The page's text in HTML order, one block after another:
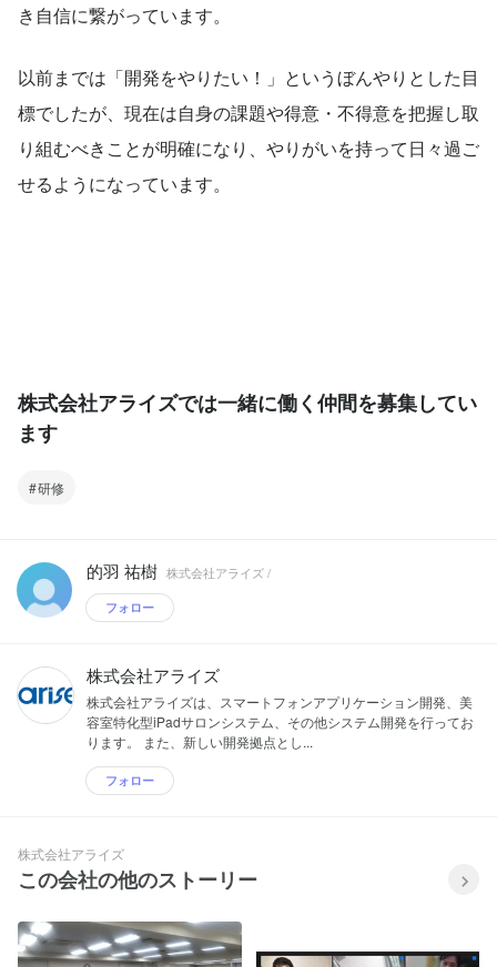
き自信に繋がっています。
以前までは「開発をやりたい！」というぼんやりとした目
標でしたが、現在は自身の課題や得意・不得意を把握し取
り組むべきことが明確になり、やりがいを持って日々過ご
せるようになっています。
株式会社アライズでは一緒に働く仲間を募集してい
ます
研修
的羽 祐樹 株式会社アライズ /
フォロー
株式会社アライズ
株式会社アライズは、スマートフォンアプリケーション開発、美
容室特化型iPadサロンシステム、その他システム開発を行ってお
ります。 また、新しい開発拠点とし...
フォロー
株式会社アライズ
この会社の他のストーリー